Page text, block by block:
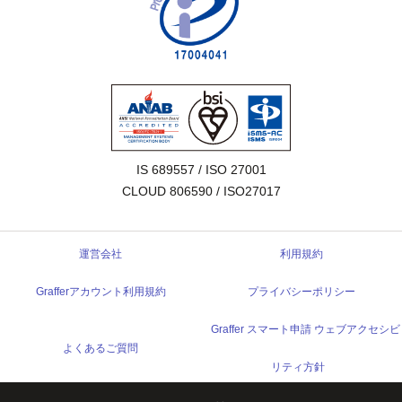
IS 689557 / ISO 27001
CLOUD 806590 / ISO27017
運営会社 利用規約
Grafferアカウント利用規約 プライバシーポリシー
よくあるご質問
Graffer スマート申請 ウェブアクセシビ
リティ方針